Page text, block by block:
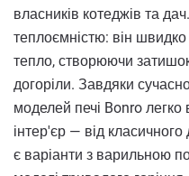
власників котеджів та
теплоємністю: він швидко
тепло, створюючи
догоріли. Завдяки
моделей печі Bonro
інтер'єр — від класичного
є варіанти з варильною